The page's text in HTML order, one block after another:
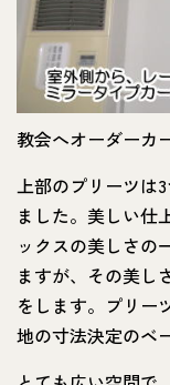
教会へオーダーカ
上部のプリーツは
ました。美しい仕
ックスの美しさの
ますが、その美し
をします。プリー
地の寸法決定のベ